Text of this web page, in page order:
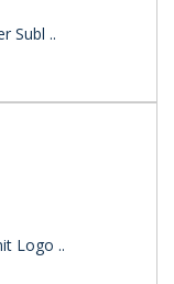
Subl ..
Logo ..